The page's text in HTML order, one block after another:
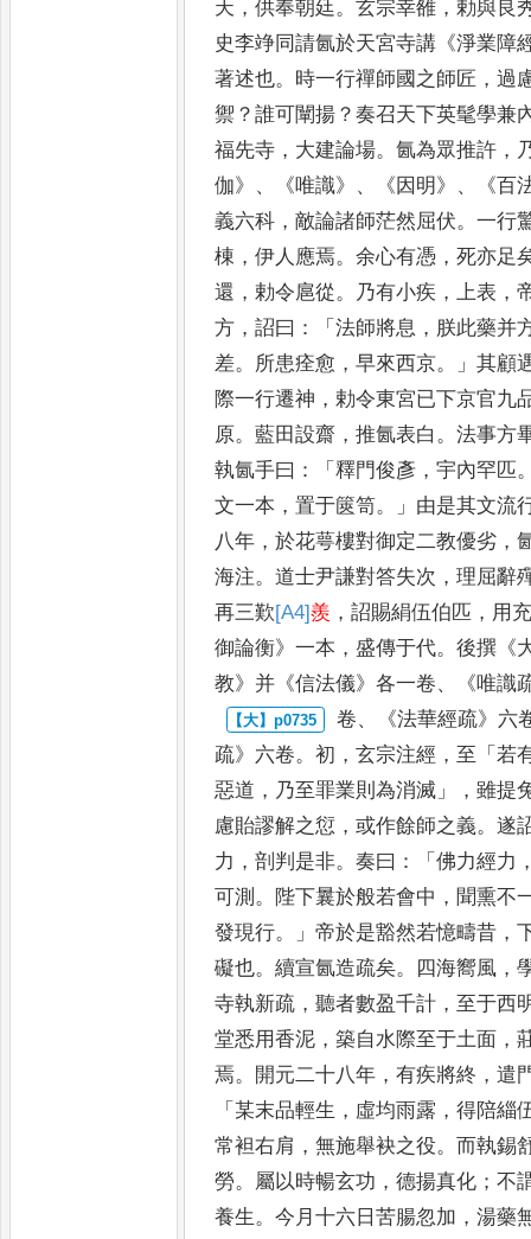
天 ，供奉朝廷。玄宗幸雒 ，勅與良
史李竫同請氤於天宮寺講 《淨業障
著述也。 時一行禪師國之師匠 ，過
禦 ？誰可闡揚 ？奏召天下英髦學兼
福先寺 ， 大建論場。氤為眾推許 ，
伽》、《唯識》、 《因明》、《百
義六科 ，敵論諸師茫然屈伏。一行
棟 ，伊人應焉。余心有憑 ，死亦足
還 ，勅令扈從。 乃有小疾 ， 上表 ，
方 ，詔曰 ：「法師將息 ， 朕此藥并
差。 所患痊愈 ，早來西京。」其顧
際一行遷神 ，勅令東宮已下京官九
原。藍田設齋 ，推氤表白 。法事方
執氤手曰 ：「釋門俊彥 ，宇內罕匹
文一本 ，置于篋笥。」 由是其文流
八年 ，於花萼樓對御定二教優劣 ，
海注。道士尹謙對答失次 ，理屈辭
再三歎[A4]羨 ，詔賜絹伍伯匹 ， 用
御論衡》一本 ，盛傳于代。後撰 《
教》 并 《信法儀》各一卷、《唯識
卷、《法華經疏》 六
疏》 六卷。初 ，玄宗注經 ，至 「 若
惡道 ， 乃至罪業則為消滅 」，雖提
慮貽謬解之愆 ，或作餘師之義。遂
力 ，剖判是非。奏曰 ：「佛力經力
可測 。 陛下曩於般若會中 ， 聞熏不
發現行。」帝於是豁然若憶疇昔 ，
礙也。續宣氤造疏矣。 四海嚮風 ，
寺執新疏 ，聽者數盈千計 ，至于西
堂悉用香泥 ，築自水際至于土面 ，
焉。 開元二十八年 ，有疾將終 ，遣
「某末品輕生 ， 虛均雨露 ，得陪緇
常袒右肩 ，無施舉袂之役。而執錫
勞。 屬以時暢玄功 ，德揚真化 ；不
養生 。今月十六日苦腸忽加 ，湯藥